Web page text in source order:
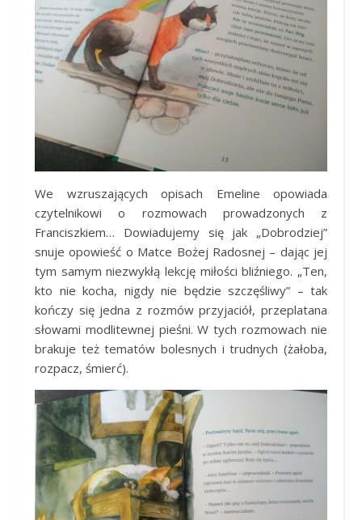
We wzruszających opisach Emeline opowiada
czytelnikowi o rozmowach prowadzonych z
Franciszkiem… Dowiadujemy się jak „Dobrodziej”
snuje opowieść o Matce Bożej Radosnej – dając jej
tym samym niezwykłą lekcję miłości bliźniego. „Ten,
kto nie kocha, nigdy nie będzie szczęśliwy” – tak
kończy się jedna z rozmów przyjaciół, przeplatana
słowami modlitewnej pieśni. W tych rozmowach nie
brakuje też tematów bolesnych i trudnych (żałoba,
rozpacz, śmierć).